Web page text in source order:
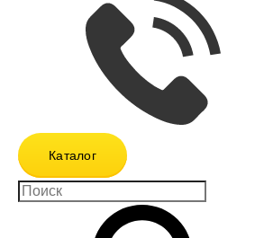
Каталог